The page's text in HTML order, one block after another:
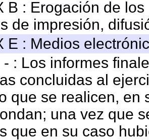
B : Erogación de
de impresión,
E : Medios
- : Los informes
concluidas al
que se realicen, en
una vez que
que en su caso